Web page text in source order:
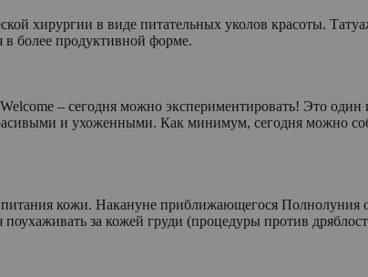
хирургии в виде питательных уколов красоты.
в более продуктивной форме.
– сегодня можно экспериментировать! Это
и ухоженными. Как минимум, сегодня можно
кожи. Накануне приближающегося Полнолуния
за кожей груди (процедуры против